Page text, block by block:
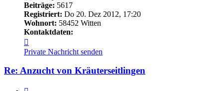
Beiträge: 5617
Registriert: Do 20. Dez 2012, 17:20
Wohnort: 58452 Witten
Kontaktdaten:
von
Siggi
Private Nachricht senden
Re: Anzucht von Kräuterseitlingen